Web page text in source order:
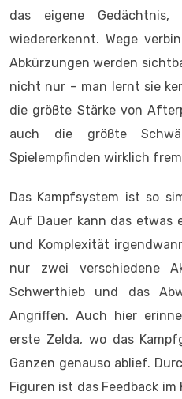
das eigene
wiedererkennt. Wege
Abkürzungen werden
nicht nur – man lernt sie
die größte Stärke von
auch die größte
Spielempfinden wirklich
Das Kampfsystem ist so
Auf Dauer kann das etwas
und Komplexität
nur zwei verschiedene
Schwerthieb und das
Angriffen. Auch hier
erste Zelda, wo das
Ganzen genauso ablief.
Figuren ist das Feedback